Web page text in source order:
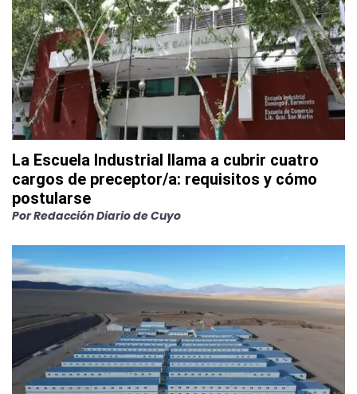
La Escuela Industrial llama a cubrir cuatro
cargos de preceptor/a: requisitos y cómo
postularse
PorRedacción Diario de Cuyo